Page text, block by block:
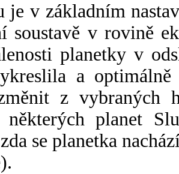
je v základním
soustavě v rovině
planetky v
a
z vybraných
planet
se planetka